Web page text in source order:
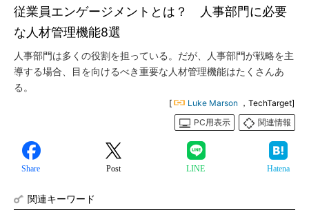
従業員エンゲージメントとは？ 人事部門に必要
な人材管理機能8選
人事部門は多くの役割を担っている。だが、人事部門が戦略を主
導する場合、目を向けるべき重要な人材管理機能はたくさんあ
る。
[ Luke Marson ，TechTarget]
PC用表示
関連情報
Share Post LINE Hatena
関連キーワード